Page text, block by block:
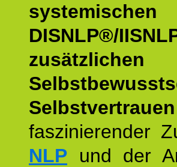
DISNLP®/
faszinierender
NLP und der